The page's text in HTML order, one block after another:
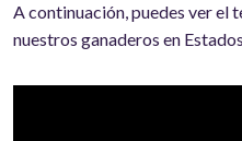
A continuación, puedes ver el
nuestros ganaderos en